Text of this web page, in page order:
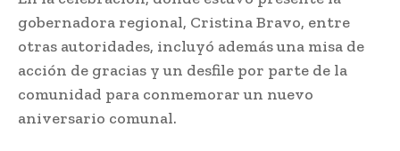
gobernadora regional, Cristina Bravo, entre
otras autoridades, incluyó además una misa de
acción de gracias y un desfile por parte de la
comunidad para conmemorar un nuevo
aniversario comunal.